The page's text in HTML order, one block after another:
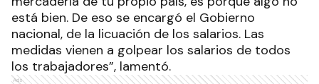
está bien. De eso se encargó el Gobierno
nacional, de la licuación de los salarios. Las
medidas vienen a golpear los salarios de todos
los trabajadores”, lamentó.
Ads